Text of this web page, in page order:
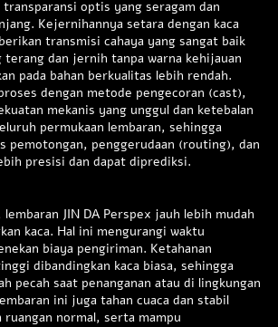
optis yang seragam dan
Kejernihannya setara dengan kaca
transmisi cahaya yang sangat baik
dan jernih tanpa warna kehijauan
pada bahan berkualitas lebih rendah.
dengan metode pengecoran (cast),
mekanis yang unggul dan ketebalan
permukaan lembaran, sehingga
pemotongan, penggerudaan (routing), dan
presisi dan dapat diprediksi.
JIN DA Perspex jauh lebih mudah
kaca. Hal ini mengurangi waktu
biaya pengiriman. Ketahanan
dibandingkan kaca biasa, sehingga
pecah saat penanganan atau di lingkungan
ini juga tahan cuaca dan stabil
ruangan normal, serta mampu